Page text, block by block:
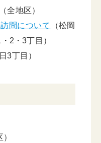
（全地区）
問について
（松岡
2・3丁目）
3丁目）